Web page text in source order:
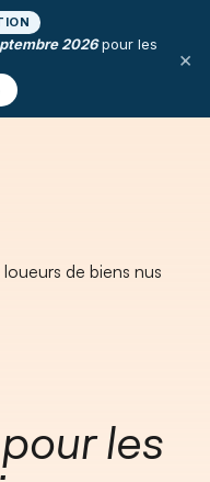
2026pour les
×
de biens nus
pour les